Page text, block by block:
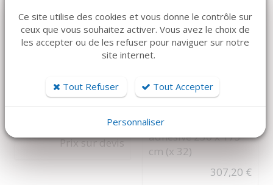
BRUMABA
TO Accoudoir
Prix sur devis
MEDLINE
Champ ORL avec
fenêtre 11 cm
adhésive 250 x 175
cm (x 32)
307,20 €
Ce site utilise des cookies et vous donne le contrôle sur
ceux que vous souhaitez activer. Vous avez le choix de
les accepter ou de les refuser pour naviguer sur notre
site internet.
Tout Refuser Tout Accepter
Personnaliser